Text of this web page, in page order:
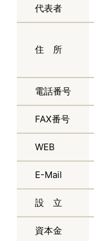
代表者
住 所
電話番号
FAX番号
WEB
E-Mail
設 立
資本金